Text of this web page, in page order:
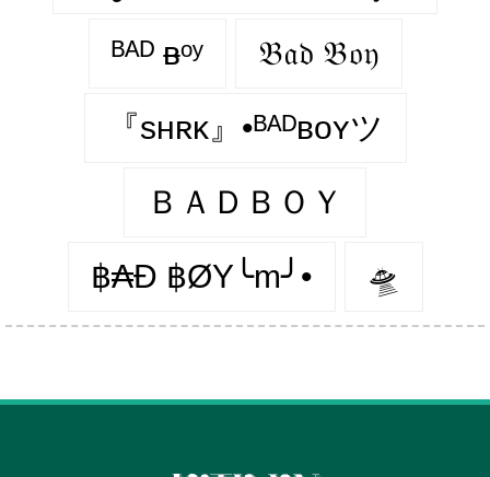
ᴮᴬᴰ ᴃᵒʸ 𝔅𝔞𝔡 𝔅𝔬𝔶
『sʜʀᴋ』•ᴮᴬᴰʙᴏʏツ
ＢＡＤＢＯＹ
฿₳Đ ฿ØY╰m╯• 🛸